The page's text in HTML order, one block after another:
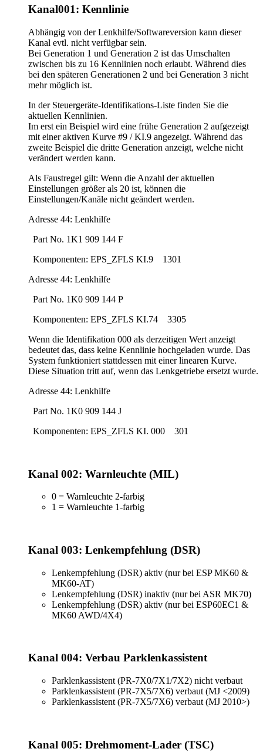
Kanal001: Kennlinie
Abhängig von der Lenkhilfe/Softwareversion kann dieser
Kanal evtl. nicht verfügbar sein.
Bei Generation 1 und Generation 2 ist das Umschalten
zwischen bis zu 16 Kennlinien noch erlaubt. Während dies
bei den späteren Generationen 2 und bei Generation 3 nicht
mehr möglich ist.
In der Steuergeräte-Identifikations-Liste finden Sie die
aktuellen Kennlinien.
Im erst ein Beispiel wird eine frühe Generation 2 aufgezeigt
mit einer aktiven Kurve #9 / KI.9 angezeigt. Während das
zweite Beispiel die dritte Generation anzeigt, welche nicht
verändert werden kann.
Als Faustregel gilt: Wenn die Anzahl der aktuellen
Einstellungen größer als 20 ist, können die
Einstellungen/Kanäle nicht geändert werden.
Adresse 44: Lenkhilfe
Part No. 1K1 909 144 F
Komponenten: EPS_ZFLS KI.9 1301
Adresse 44: Lenkhilfe
Part No. 1K0 909 144 P
Komponenten: EPS_ZFLS KI.74 3305
Wenn die Identifikation 000 als derzeitigen Wert anzeigt
bedeutet das, dass keine Kennlinie hochgeladen wurde. Das
System funktioniert stattdessen mit einer linearen Kurve.
Diese Situation tritt auf, wenn das Lenkgetriebe ersetzt wurde.
Adresse 44: Lenkhilfe
Part No. 1K0 909 144 J
Komponenten: EPS_ZFLS KI. 000 301
Kanal 002: Warnleuchte (MIL)
0 = Warnleuchte 2-farbig
1 = Warnleuchte 1-farbig
Kanal 003: Lenkempfehlung (DSR)
Lenkempfehlung (DSR) aktiv (nur bei ESP MK60 &
MK60-AT)
Lenkempfehlung (DSR) inaktiv (nur bei ASR MK70)
Lenkempfehlung (DSR) aktiv (nur bei ESP60EC1 &
MK60 AWD/4X4)
Kanal 004: Verbau Parklenkassistent
Parklenkassistent (PR-7X0/7X1/7X2) nicht verbaut
Parklenkassistent (PR-7X5/7X6) verbaut (MJ <2009)
Parklenkassistent (PR-7X5/7X6) verbaut (MJ 2010>)
Kanal 005: Drehmoment-Lader (TSC)